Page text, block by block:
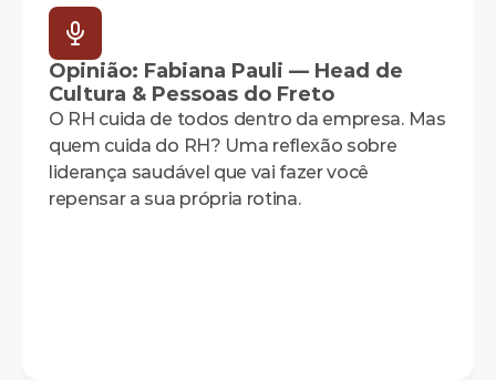
Opinião: Fabiana Pauli — Head de
Cultura & Pessoas do Freto
O RH cuida de todos dentro da empresa. Mas
quem cuida do RH? Uma reflexão sobre
liderança saudável que vai fazer você
repensar a sua própria rotina.